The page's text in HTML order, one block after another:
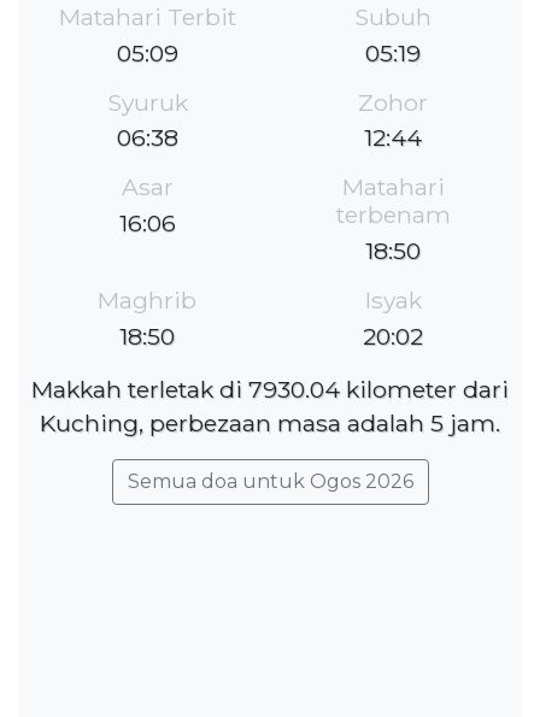
Matahari Terbit
05:09
Subuh
05:19
Syuruk
06:38
Zohor
12:44
Asar
16:06
Matahari
terbenam
18:50
Maghrib
18:50
Isyak
20:02
Makkah terletak di 7930.04 kilometer dari
Kuching, perbezaan masa adalah 5 jam.
Semua doa untuk Ogos 2026